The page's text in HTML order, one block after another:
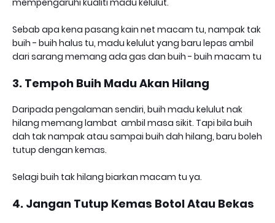
mempengaruhi kualiti madu kelulut.
Sebab apa kena pasang kain net macam tu, nampak tak
buih - buih halus tu, madu kelulut yang baru lepas ambil
dari sarang memang ada gas dan buih - buih macam tu
3. Tempoh Buih Madu Akan Hilang
Daripada pengalaman sendiri, buih madu kelulut nak
hilang memang lambat ambil masa sikit. Tapi bila buih
dah tak nampak atau sampai buih dah hilang, baru boleh
tutup dengan kemas.
Selagi buih tak hilang biarkan macam tu ya.
4. Jangan Tutup Kemas Botol Atau Bekas